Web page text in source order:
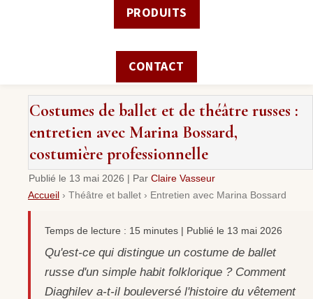
PRODUITS
CONTACT
Costumes de ballet et de théâtre russes :
entretien avec Marina Bossard,
costumière professionnelle
Publié le 13 mai 2026 | Par Claire Vasseur
Accueil › Théâtre et ballet › Entretien avec Marina Bossard
Temps de lecture : 15 minutes | Publié le 13 mai 2026
Qu'est-ce qui distingue un costume de ballet
russe d'un simple habit folklorique ? Comment
Diaghilev a-t-il bouleversé l'histoire du vêtement